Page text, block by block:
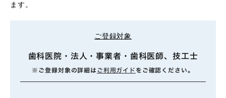
ます。
ご登録対象
歯科医院・法人・事業者・歯科医師、技工士
※ご登録対象の詳細は ご利用ガイド をご確認ください。